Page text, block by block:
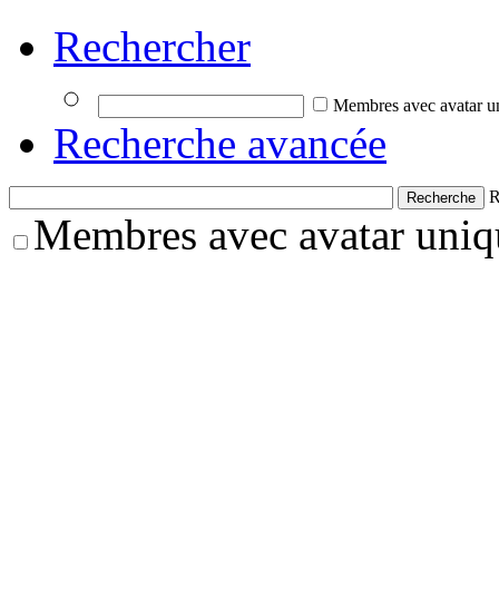
Rechercher
Membres avec avatar
Recherche avancée
Membres avec avatar